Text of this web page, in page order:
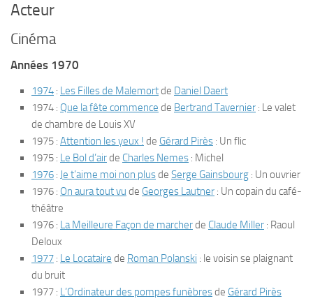
Acteur
Cinéma
Années 1970
1974 : Les Filles de Malemortde Daniel Daert
1974 : Que la fête commence de Bertrand Tavernier : Le valet
de chambre de Louis XV
1975 : Attention les yeux ! de Gérard Pirès : Un flic
1975 : Le Bol d’airde Charles Nemes : Michel
1976 : Je t’aime moi non plusde Serge Gainsbourg : Un ouvrier
1976 : On aura tout vu de Georges Lautner : Un copain du café-
théâtre
1976 : La Meilleure Façon de marcherde Claude Miller : Raoul
Deloux
1977 : Le Locataire de Roman Polanski : le voisin se plaignant
du bruit
1977 : L’Ordinateur des pompes funèbresde Gérard Pirès